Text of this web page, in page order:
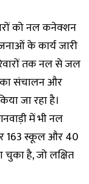
को नल कनेक्शन
के कार्य जारी
तक नल से जल
का संचालन और
जा रहा है।
में भी नल
163 स्कूल और 40
है, जो लक्षित